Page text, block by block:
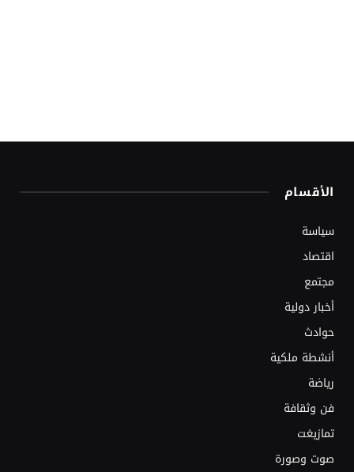
الأقسام
سياسة
اقتصاد
مجتمع
أخبار دولية
حوادث
أنشطة ملكية
رياضة
فن وثقافة
تمازيغت
صوت وصورة